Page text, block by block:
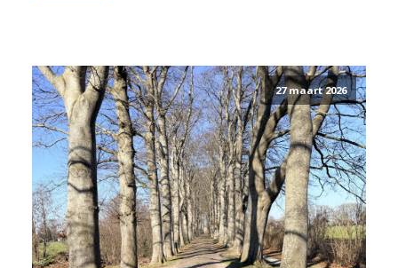
27 maart 2026